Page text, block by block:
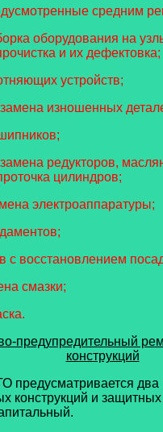
средним
оборудования на
и их дефектовка;
устройств;
изношенных
редукторов,
цилиндров;
электроаппаратуры;
с восстановлением
смазки;
предупредительный
конструкций
предусматривается два
конструкций и защитных